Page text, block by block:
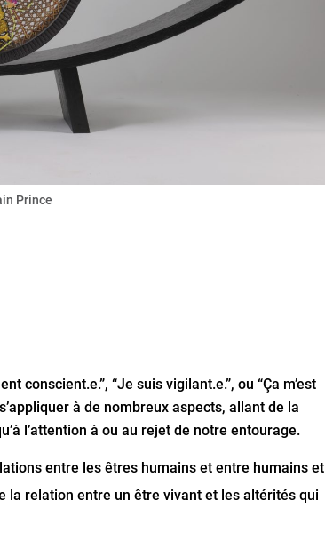
Prince
conscient.e.”, “Je suis vigilant.e.”, ou “Ça m’est
à de nombreux aspects, allant de la
l’attention à ou au rejet de notre entourage.
entre les êtres humains et entre humains et
la relation entre un être vivant et les altérités qui